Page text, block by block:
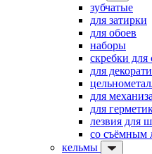
зубчатые
для затирки
для обоев
наборы
скребки для
для
для
для
лезвия для
со съёмным
кельмы